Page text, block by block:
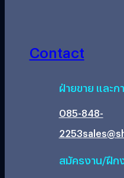
Contact
ฝ่ายขาย และก
085-848-
2253
สมัครงาน/ฝึก